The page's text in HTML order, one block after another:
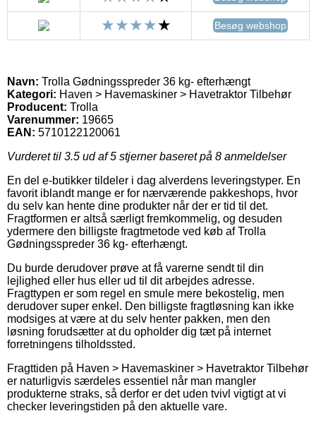
Besøg webshop
Navn: Trolla Gødningsspreder 36 kg- efterhængt
Kategori: Haven > Havemaskiner > Havetraktor Tilbehør
Producent: Trolla
Varenummer: 19665
EAN: 5710122120061
Vurderet til 3.5 ud af 5 stjerner baseret på 8 anmeldelser
En del e-butikker tildeler i dag alverdens leveringstyper. En
favorit iblandt mange er for nærværende pakkeshops, hvor
du selv kan hente dine produkter når der er tid til det.
Fragtformen er altså særligt fremkommelig, og desuden
ydermere den billigste fragtmetode ved køb af Trolla
Gødningsspreder 36 kg- efterhængt.
Du burde derudover prøve at få varerne sendt til din
lejlighed eller hus eller ud til dit arbejdes adresse.
Fragttypen er som regel en smule mere bekostelig, men
derudover super enkel. Den billigste fragtløsning kan ikke
modsiges at være at du selv henter pakken, men den
løsning forudsætter at du opholder dig tæt på internet
forretningens tilholdssted.
Fragttiden på Haven > Havemaskiner > Havetraktor Tilbehør
er naturligvis særdeles essentiel når man mangler
produkterne straks, så derfor er det uden tvivl vigtigt at vi
checker leveringstiden på den aktuelle vare.